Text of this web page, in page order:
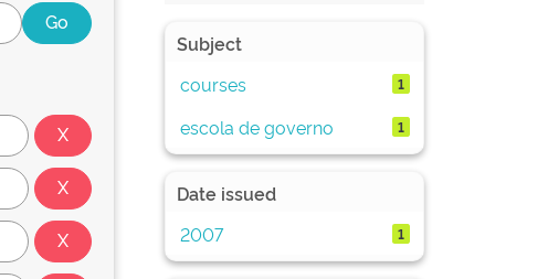
Subject
courses
1
escola de governo 1
Date issued
2007
1